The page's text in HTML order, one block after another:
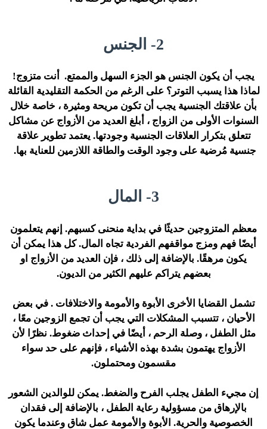
2- الجنس
يجب أن يكون الجنس هو الجزء السهل والممتع. أنت متزوج!
لماذا هذا يسبب التوتر؟ على الرغم من الحكمة التقليدية القائلة
بأن علاقتك الجنسية يجب أن تكون مريحة ومثيرة ، خاصة خلال
السنوات الأولى من الزواج ، أبلغ العديد من الأزواج عن مشاكل
تتعلق بتكرار العلاقات الجنسية وجودتها. يعتمد تطوير علاقة
جنسية مُرضية على وجود الوقت والطاقة اللازمين للعناية بها.
3- المال
معظم المتزوجين حديثًا في بداية منحنى كسبهم. إنهم يتعلمون
أيضًا فهم ومزج مواقفهم الفردية تجاه المال. كل هذا يمكن أن
يكون مرهقًا. بالإضافة إلى ذلك ، فإن العديد من الأزواج او
بعضهم يتراكم عليهم الكثير من الديون.
تشمل القضايا الأخرى الأبوة والأمومة والاختلافات . في بعض
الأحيان ، تتسبب المشكلات التي يجب أن تجمع الزوجين معًا ،
مثل الطفل ، وصلة الرحم ، أيضًا في إحداث ضغوط. نظرًا لأن
الأزواج يهتمون بشدة بهذه الأشياء ، فإنهم على حد سواء
مقسمون ومحتملون.
إن مجيء الطفل يجلب الفرح والضغط. يمكن للوالدين الشعور
بالإرهاق من مسؤولية رعاية الطفل ، بالإضافة إلى فقدان
الخصوصية والحرية. الأبوة والأمومة عمل شاق وعندما يكون